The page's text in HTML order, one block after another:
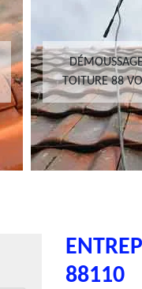
TOITURE 88
88110